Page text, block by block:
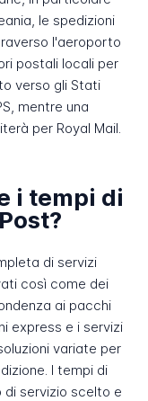
le spedizioni
l'aeroporto
postali locali per
verso gli Stati
mentre una
per Royal Mail.
i tempi di
di servizi
così come dei
ai pacchi
express e i servizi
variate per
I tempi di
di servizio scelto e